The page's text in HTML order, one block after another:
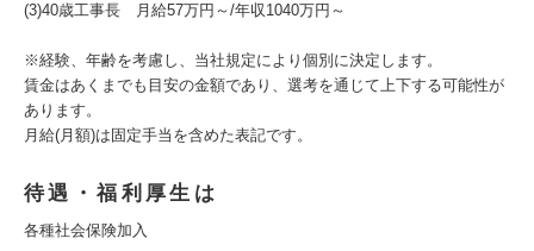
(3)40歳工事長 月給57万円～/年収1040万円～
※経験、年齢を考慮し、当社規定により個別に決定します。
賃金はあくまでも目安の金額であり、選考を通じて上下する可能性が
あります。
月給(月額)は固定手当を含めた表記です。
待遇・福利厚生は
各種社会保険加入